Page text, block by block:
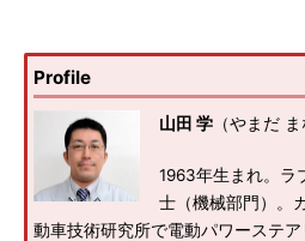
Profile
山田 学 （やまだ ま
1963年生まれ。ラ
士（機械部門）。
動車技術研究所で電動パワーステ